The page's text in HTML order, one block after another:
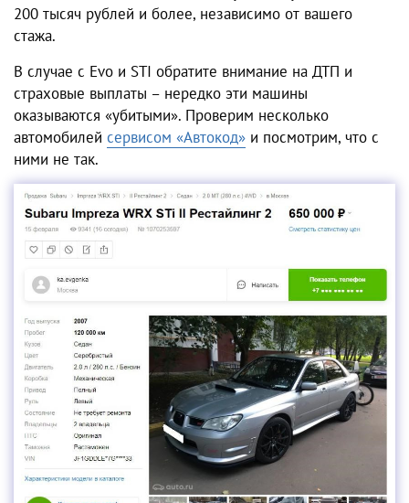
200 тысяч рублей и более, независимо от вашего
стажа.
В случае с Evo и STI обратите внимание на ДТП и
страховые выплаты – нередко эти машины
оказываются «убитыми». Проверим несколько
автомобилей сервисом «Автокод» и посмотрим, что с
ними не так.